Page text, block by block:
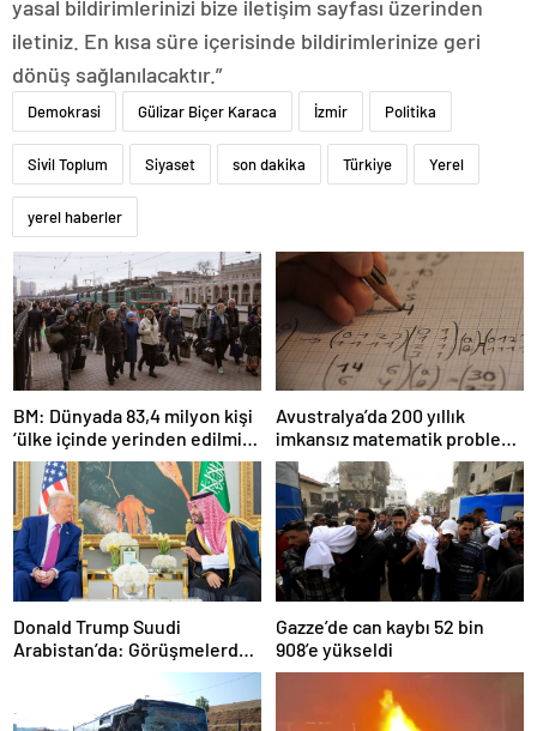
yasal bildirimlerinizi bize iletişim sayfası üzerinden
iletiniz. En kısa süre içerisinde bildirimlerinize geri
dönüş sağlanılacaktır.”
Demokrasi Gülizar Biçer Karaca İzmir Politika
Sivil Toplum Siyaset son dakika Türkiye Yerel
yerel haberler
BM: Dünyada 83,4 milyon kişi
‘ülke içinde yerinden edilmiş’
olarak yaşıyor
Avustralya’da 200 yıllık
imkansız matematik problemi
çözüldü
Donald Trump Suudi
Arabistan’da: Görüşmelerde
Gazze’de can kaybı 52 bin
908’e yükseldi